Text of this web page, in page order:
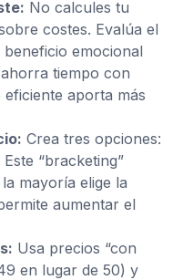
No calcules tu
costes. Evalúa el
emocional
tiempo con
aporta más
Crea tres opciones:
“bracketing”
mayoría elige la
aumentar el
Usa precios “con
en lugar de 50) y